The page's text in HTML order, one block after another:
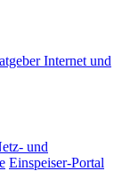
Internet und
und
Einspeiser-Portal